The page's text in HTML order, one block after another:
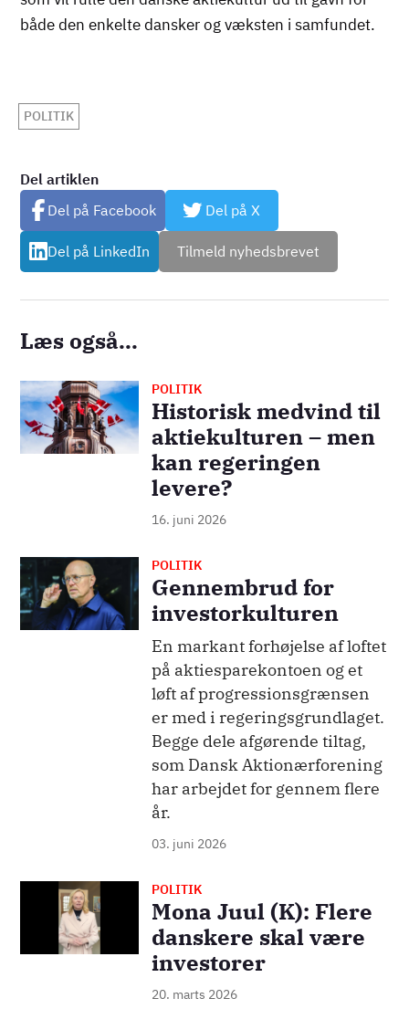
både den enkelte dansker og væksten i samfundet.
POLITIK
Del artiklen
Del på Facebook
Del på X
Del på LinkedIn Tilmeld nyhedsbrevet
Læs også...
Billede POLITIK
Historisk medvind til
aktiekulturen – men
kan regeringen
levere?
16. juni 2026
Billede POLITIK
Gennembrud for
investorkulturen
En markant forhøjelse af loftet
på aktiesparekontoen og et
løft af progressionsgrænsen
er med i regeringsgrundlaget.
Begge dele afgørende tiltag,
som Dansk Aktionærforening
har arbejdet for gennem flere
år.
03. juni 2026
Billede POLITIK
Mona Juul (K): Flere
danskere skal være
investorer
20. marts 2026